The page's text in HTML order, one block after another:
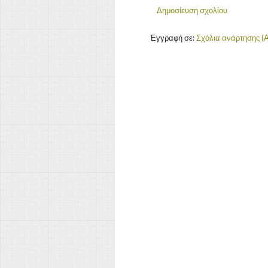
Δημοσίευση σχολίου
Εγγραφή σε:Σχόλια ανάρτησης